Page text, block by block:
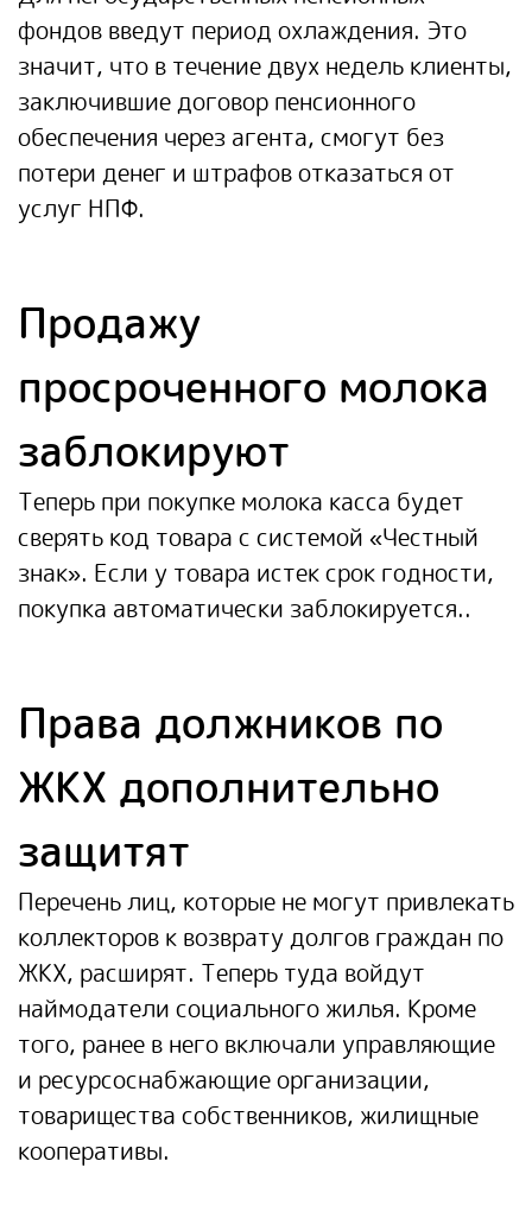
фондов введут период охлаждения. Это
значит, что в течение двух недель клиенты,
заключившие договор пенсионного
обеспечения через агента, смогут без
потери денег и штрафов отказаться от
услуг НПФ.
Продажу
просроченного молока
заблокируют
Теперь при покупке молока касса будет
сверять код товара с системой «Честный
знак». Если у товара истек срок годности,
покупка автоматически заблокируется..
Права должников по
ЖКХ дополнительно
защитят
Перечень лиц, которые не могут привлекать
коллекторов к возврату долгов граждан по
ЖКХ, расширят. Теперь туда войдут
наймодатели социального жилья. Кроме
того, ранее в него включали управляющие
и ресурсоснабжающие организации,
товарищества собственников, жилищные
кооперативы.